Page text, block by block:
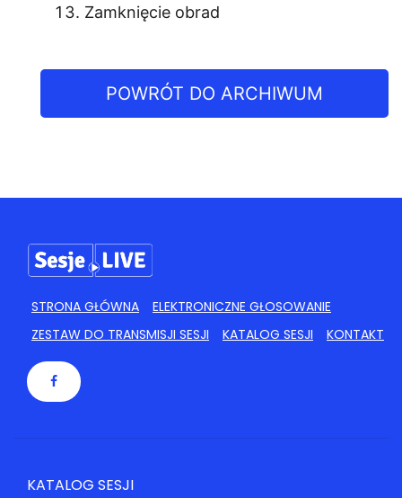
Zamknięcie obrad
POWRÓT DO ARCHIWUM
STRONA GŁÓWNA
ELEKTRONICZNE GŁOSOWANIE
ZESTAW DO TRANSMISJI SESJI
KATALOG SESJI KONTAKT
KATALOG SESJI